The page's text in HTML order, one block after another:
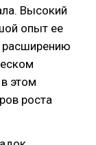
Высокий
опыт ее
расширению
этом
роста